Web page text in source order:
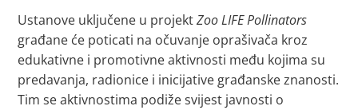
Ustanove uključene u projektZoo LIFE Pollinators
građane će poticati na očuvanje oprašivača kroz
edukativne i promotivne aktivnosti među kojima su
predavanja, radionice i inicijative građanske znanosti.
Tim se aktivnostima podiže svijest javnosti o